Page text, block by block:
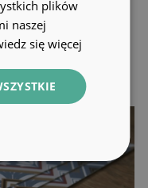
na wymiar;
tuszy
mechaniczne,
C do +60 C;
plików
naszej
się więcej